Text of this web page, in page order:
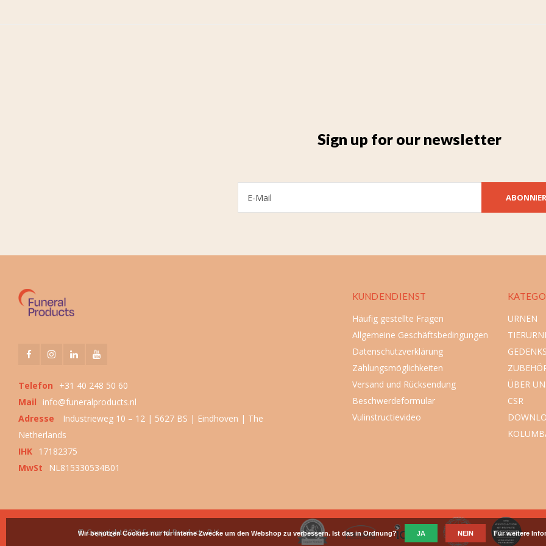
Sign up for our newsletter
Telefon
+31 40 248 50 60
Mail
info@funeralproducts.nl
Adresse
Industrieweg 10 – 12 | 5627 BS | Eindhoven | The
Netherlands
IHK 17182375
MwSt
NL815330534B01
KUNDENDIENST
Häufig gestellte Fragen
Allgemeine Geschäftsbedingungen
Datenschutzverklärung
Zahlungsmöglichkeiten
Versand und Rücksendung
Beschwerdeformular
Vulinstructievideo
URNEN
ÜBER
CSR
© Copyright 2026 Funeral Products B.V.
Wir benutzen Cookies nur für interne Zwecke um den Webshop zu verbessern. Ist das in Ordnung? JA NEIN Für weitere